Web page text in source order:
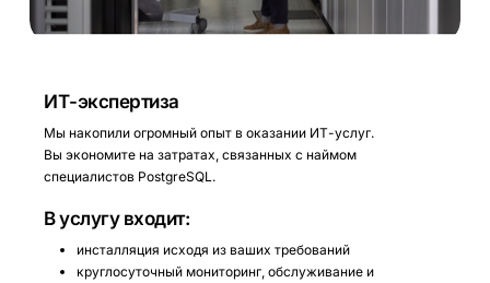
ИТ-экспертиза
Мы накопили огромный опыт в оказании ИТ-услуг.
Вы экономите на затратах, связанных с наймом
специалистов PostgreSQL.
В услугу входит:
инсталляция исходя из ваших требований
круглосуточный мониторинг, обслуживание и